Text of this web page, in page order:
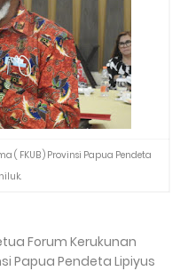
( FKUB ) Provinsi Papua Pendeta
Forum Kerukunan
Papua Pendeta Lipiyus